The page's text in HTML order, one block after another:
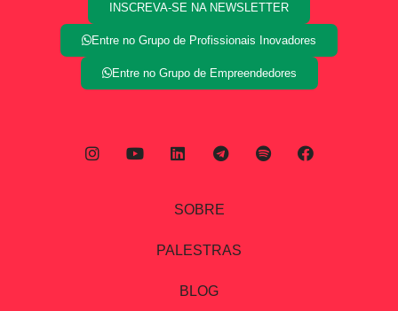
INSCREVA-SE NA NEWSLETTER
Entre no Grupo de Profissionais Inovadores
Entre no Grupo de Empreendedores
SOBRE
PALESTRAS
BLOG